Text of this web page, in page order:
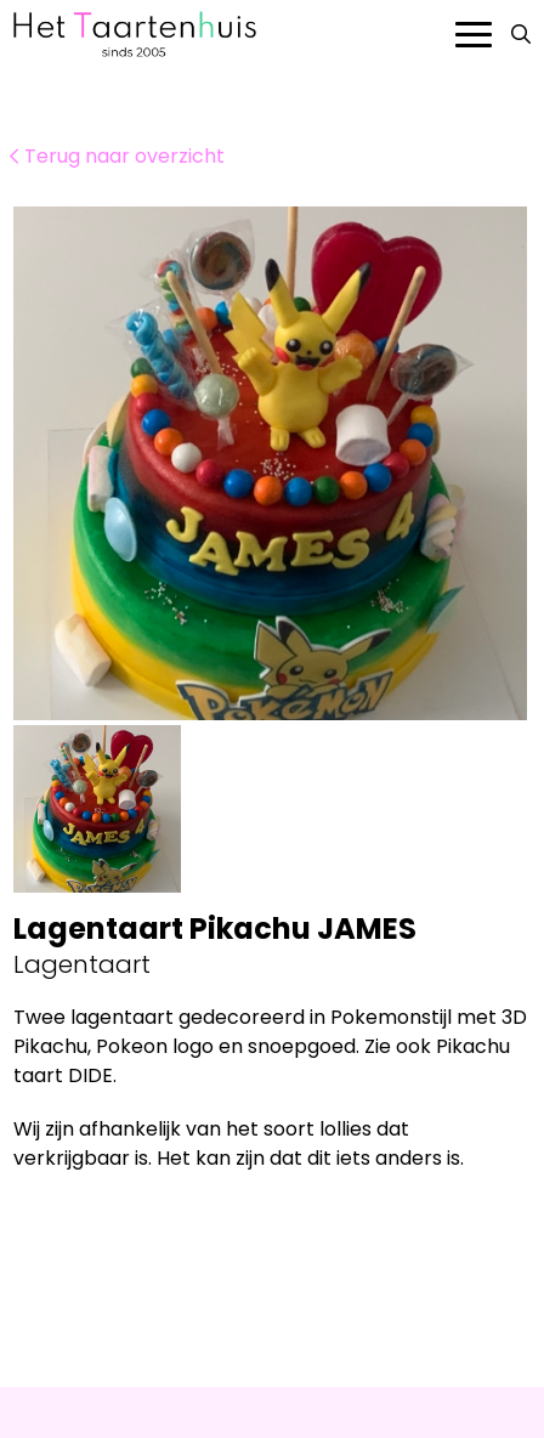
Smaken en prijzen
Bedrijven
Over ons
Contact
Bestellen
Terug naar overzicht
Lagentaart Pikachu JAMES
Lagentaart
Twee lagentaart gedecoreerd in Pokemonstijl met 3D
Pikachu, Pokeon logo en snoepgoed. Zie ook Pikachu
taart DIDE.
Wij zijn afhankelijk van het soort lollies dat
verkrijgbaar is. Het kan zijn dat dit iets anders is.